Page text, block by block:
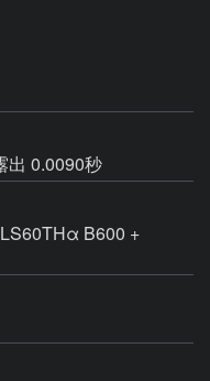
出 0.0090秒
B600 +